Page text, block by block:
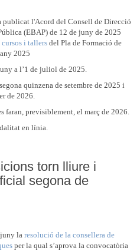
l'Acord del Consell de Direcció
(EBAP) de 12 de juny de 2025
i tallers del Pla de Formació de
2025
a l’1 de juliol de 2025.
quinzena de setembre de 2025 i
de 2026.
faran, previsiblement, el març de 2026.
en línia.
torn lliure i
segona de
la resolució de la consellera de
per la qual s’aprova la convocatòria